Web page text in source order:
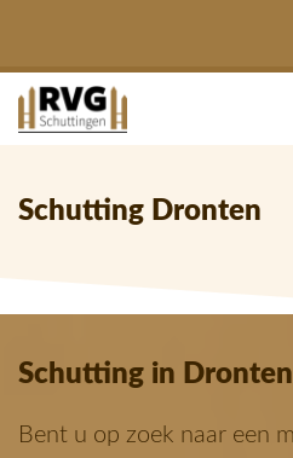
Schutting Dronten
Schutting in
Bent u op zoek naar een